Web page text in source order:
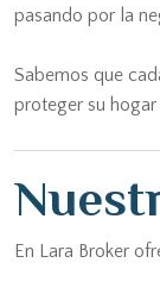
pasando por la
Sabemos que
proteger su
En Lara Broker